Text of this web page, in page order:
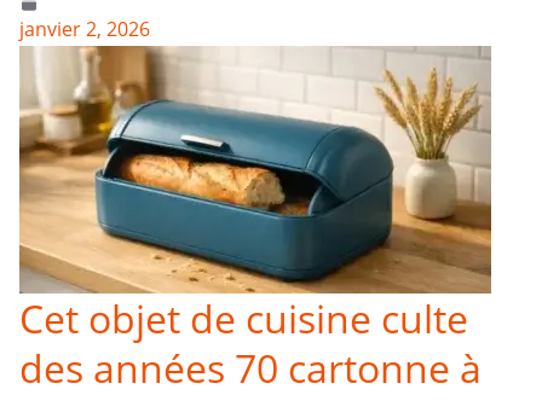
janvier 2, 2026
Cet objet de cuisine culte
des années 70 cartonne à